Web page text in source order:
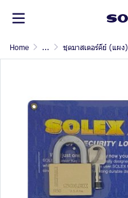
Home ... ชุดมาสเตอร์คีย์ (แผง)